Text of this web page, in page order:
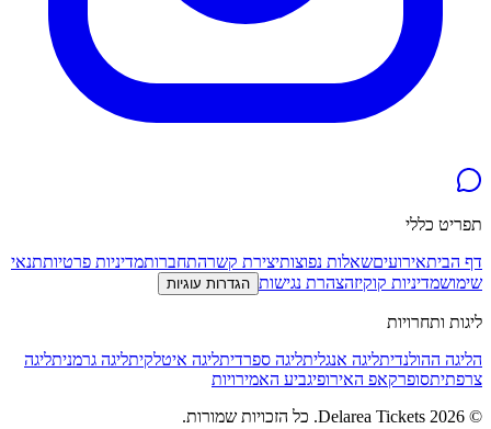
תפריט כללי
דף הביתאירועיםשאלות נפוצותיצירת קשרהתחברותמדיניות פרטיותתנאי
שימושמדיניות קוקיזהצהרת נגישות הגדרות עוגיות
ליגות ותחרויות
הליגה ההולנדיתליגה אנגליתליגה ספרדיתליגה איטלקיתליגה גרמניתליגה
צרפתיתסופרקאפ האירופיגביע האמירויות
©
2026
Delarea Tickets
. כל הזכויות שמורות.